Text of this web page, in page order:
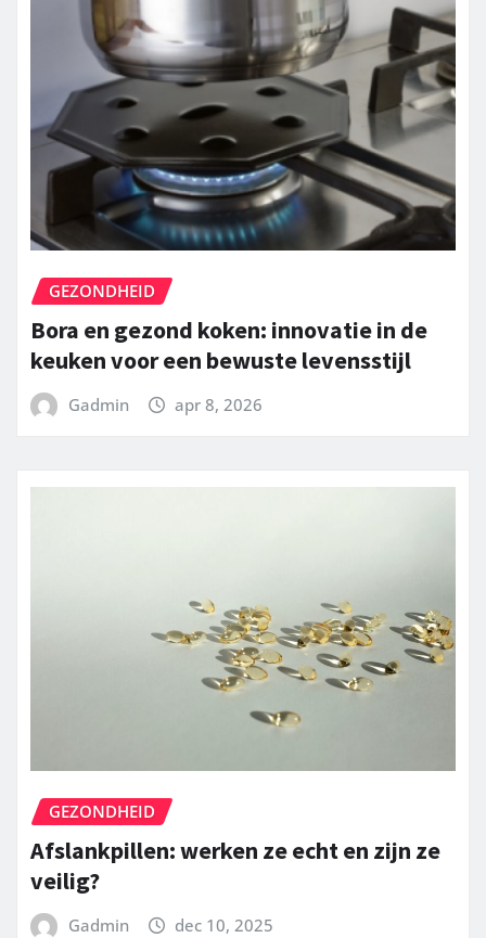
GEZONDHEID
Bora en gezond koken: innovatie in de
keuken voor een bewuste levensstijl
Gadmin apr 8, 2026
GEZONDHEID
Afslankpillen: werken ze echt en zijn ze
veilig?
Gadmin dec 10, 2025